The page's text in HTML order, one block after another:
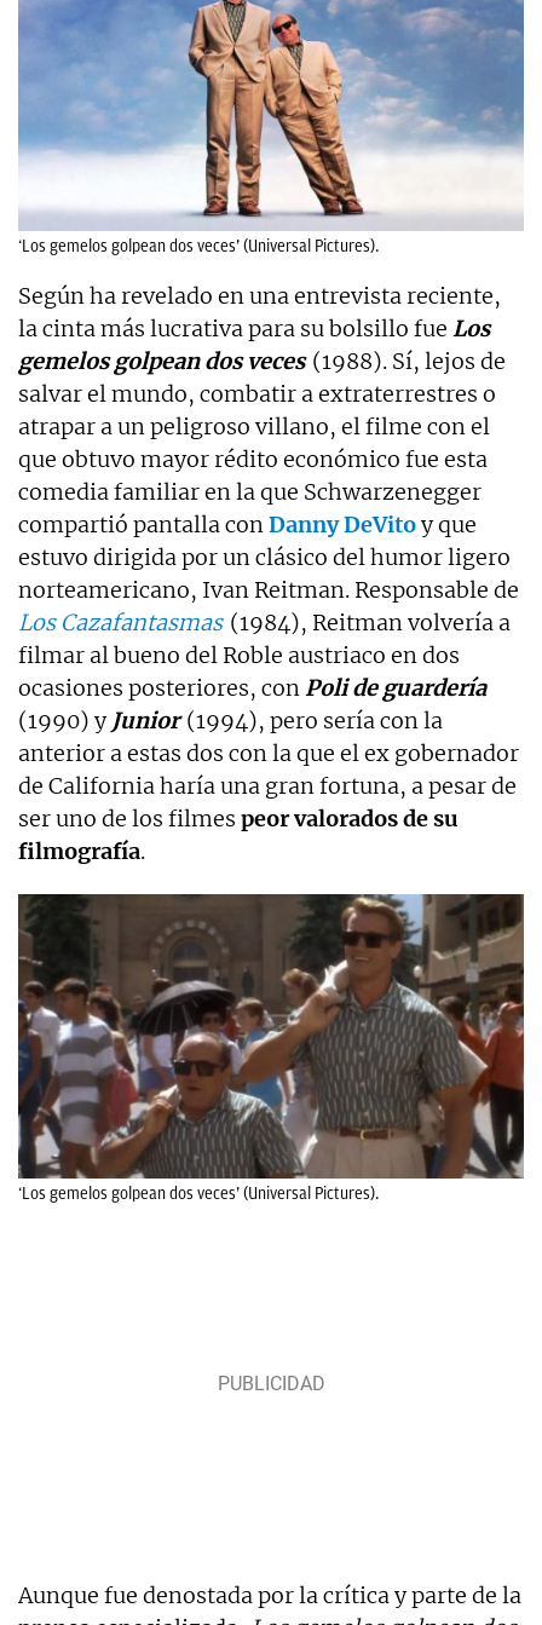
‘Los gemelos golpean dos veces’ (Universal Pictures).
Según ha revelado en una entrevista reciente,
la cinta más lucrativa para su bolsillo fue Los
gemelos golpean dos veces(1988). Sí, lejos de
salvar el mundo, combatir a extraterrestres o
atrapar a un peligroso villano, el filme con el
que obtuvo mayor rédito económico fue esta
comedia familiar en la que Schwarzenegger
compartió pantalla conDanny DeVitoy que
estuvo dirigida por un clásico del humor ligero
norteamericano, Ivan Reitman. Responsable de
Los Cazafantasmas (1984), Reitman volvería a
filmar al bueno del Roble austriaco en dos
ocasiones posteriores, conPoli de guardería
(1990) y Junior(1994), pero sería con la
anterior a estas dos con la que el ex gobernador
de California haría una gran fortuna, a pesar de
ser uno de los filmes peor valorados de su
filmografía.
‘Los gemelos golpean dos veces’ (Universal Pictures).
Aunque fue denostada por la crítica y parte de la